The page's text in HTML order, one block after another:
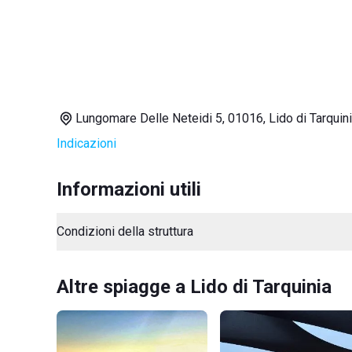
Lungomare Delle Neteidi 5, 01016, Lido di
Indicazioni
Informazioni utili
Condizioni della struttura
Altre spiagge a Lido di Tarquinia